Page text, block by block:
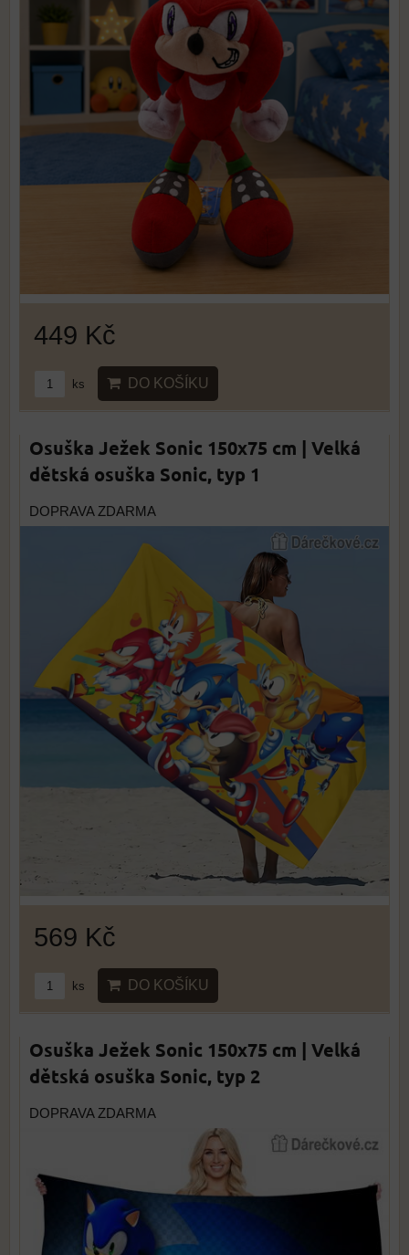
449 Kč
ks DO KOŠÍKU
Osuška Ježek Sonic 150x75 cm | Velká
dětská osuška Sonic, typ 1
DOPRAVA ZDARMA
569 Kč
ks DO KOŠÍKU
Osuška Ježek Sonic 150x75 cm | Velká
dětská osuška Sonic, typ 2
DOPRAVA ZDARMA